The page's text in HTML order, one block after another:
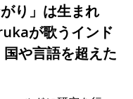
り」は生まれ
が歌うインド
や言語を超えた